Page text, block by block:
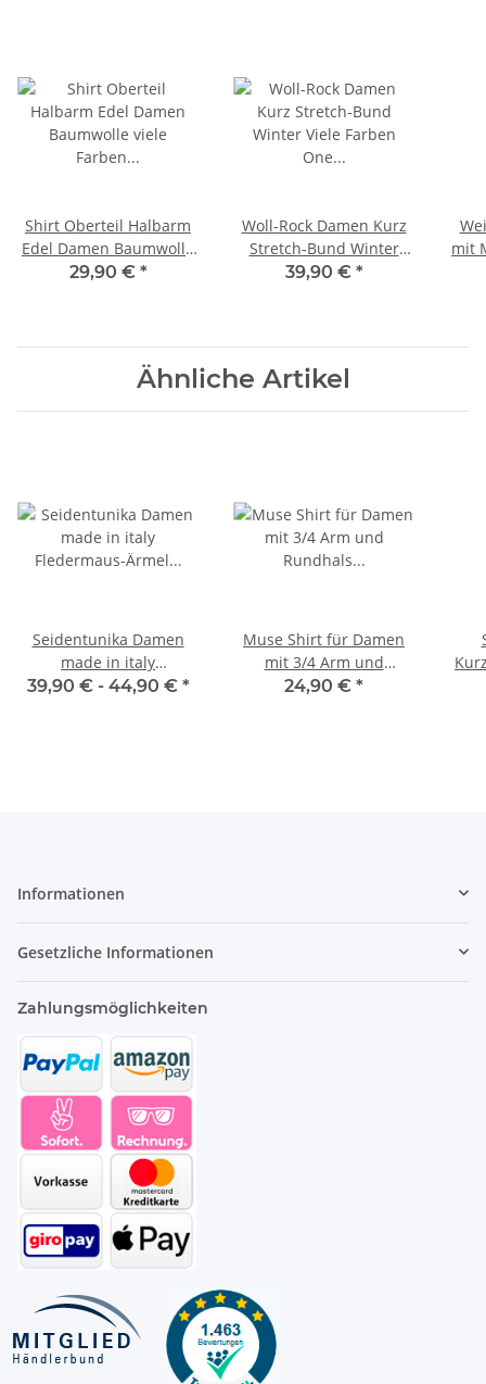
Shirt Oberteil Halbarm
Edel Damen Baumwolle
viele Farben One Size
29,90 € *
Woll-Rock Damen Kurz
Stretch-Bund Winter
Viele Farben One Size
39,90 € *
mit
Ähnliche Artikel
Seidentunika Damen
made in italy
Fledermaus-Ärmel Viele
39,90 € - 44,90 € *
Muse Shirt für Damen
mit 3/4 Arm und
Rundhals Baumwolle
24,90 € *
Informationen
Gesetzliche Informationen
Zahlungsmöglichkeiten